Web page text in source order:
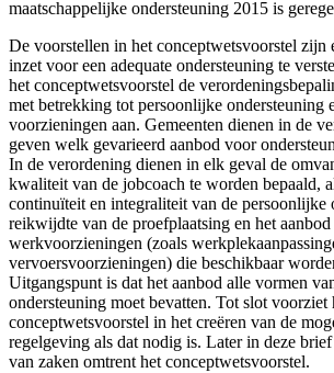
maatschappelijke ondersteuning 2015 is
De voorstellen in het conceptwetsvoorstel zijn
inzet voor een adequate ondersteuning te
het conceptwetsvoorstel de
met betrekking tot persoonlijke ondersteuning
voorzieningen aan. Gemeenten dienen in de
geven welk gevarieerd aanbod voor
In de verordening dienen in elk geval de
kwaliteit van de jobcoach te worden bepaald,
continuïteit en integraliteit van de persoonlijke
reikwijdte van de proefplaatsing en het aanbod
werkvoorzieningen (zoals
vervoersvoorzieningen) die beschikbaar
Uitgangspunt is dat het aanbod alle vormen
ondersteuning moet bevatten. Tot slot voorziet
conceptwetsvoorstel in het creëren van de
regelgeving als dat nodig is. Later in deze
van zaken omtrent het conceptwetsvoorstel.